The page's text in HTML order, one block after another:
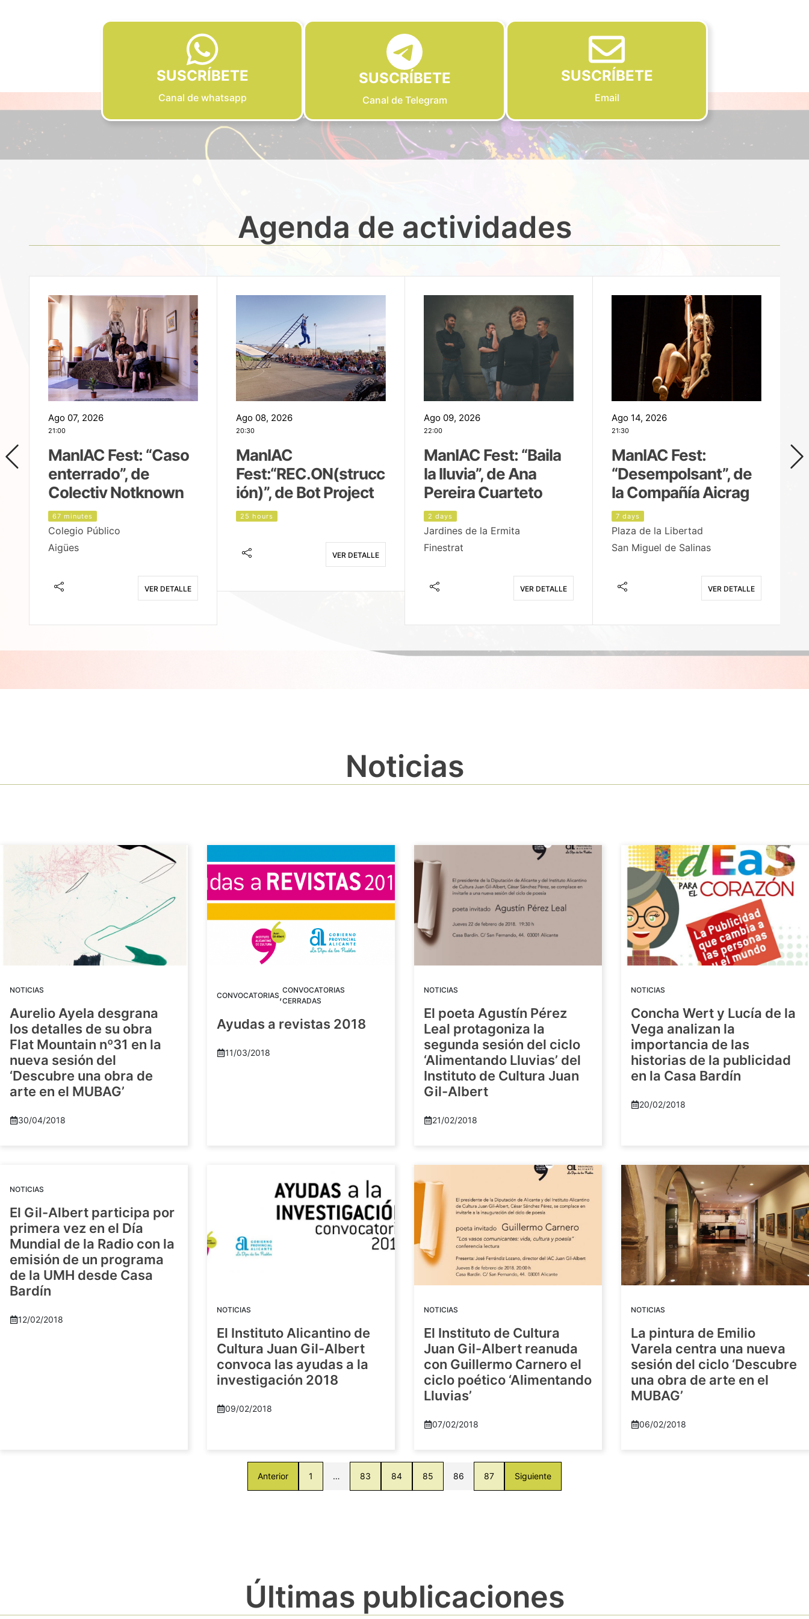
SUSCRÍBETE
Canal de whatsapp
SUSCRÍBETE
Canal de Telegram
SUSCRÍBETE
Email
Agenda de actividades
Ago 07, 2026
21:00
ManIAC Fest: “Caso
enterrado”, de
Colectiv Notknown
67 minutes
Colegio Público
Aigües
VER DETALLE
Ago 08, 2026
20:30
ManIAC
Fest:“REC.ON(strucc
ión)”, de Bot Project
25 hours
VER DETALLE
Ago 09, 2026
22:00
ManIAC Fest: “Baila
la lluvia”, de Ana
Pereira Cuarteto
2 days
Jardines de la Ermita
Finestrat
VER DETALLE
Ago 14, 2026
21:30
ManIAC Fest:
“Desempolsant”, de
la Compañía Aicrag
7 days
Plaza de la Libertad
San Miguel de Salinas
VER DETALLE
Noticias
NOTICIAS
Aurelio Ayela desgrana
los detalles de su obra
Flat Mountain nº31 en la
nueva sesión del
‘Descubre una obra de
arte en el MUBAG’
30/04/2018
CONVOCATORIAS,CONVOCATORIAS
CERRADAS
Ayudas a revistas 2018
11/03/2018
NOTICIAS
El poeta Agustín Pérez
Leal protagoniza la
segunda sesión del ciclo
‘Alimentando Lluvias’ del
Instituto de Cultura Juan
Gil-Albert
21/02/2018
NOTICIAS
Concha Wert y Lucía de la
Vega analizan la
importancia de las
historias de la publicidad
en la Casa Bardín
20/02/2018
NOTICIAS
El Gil-Albert participa por
primera vez en el Día
Mundial de la Radio con la
emisión de un programa
de la UMH desde Casa
Bardín
12/02/2018
NOTICIAS
El Instituto Alicantino de
Cultura Juan Gil-Albert
convoca las ayudas a la
investigación 2018
09/02/2018
NOTICIAS
El Instituto de Cultura
Juan Gil-Albert reanuda
con Guillermo Carnero el
ciclo poético ‘Alimentando
Lluvias’
07/02/2018
NOTICIAS
La pintura de Emilio
Varela centra una nueva
sesión del ciclo ‘Descubre
una obra de arte en el
MUBAG’
06/02/2018
Anterior 1 … 83 84 85 86 87 Siguiente
Últimas publicaciones